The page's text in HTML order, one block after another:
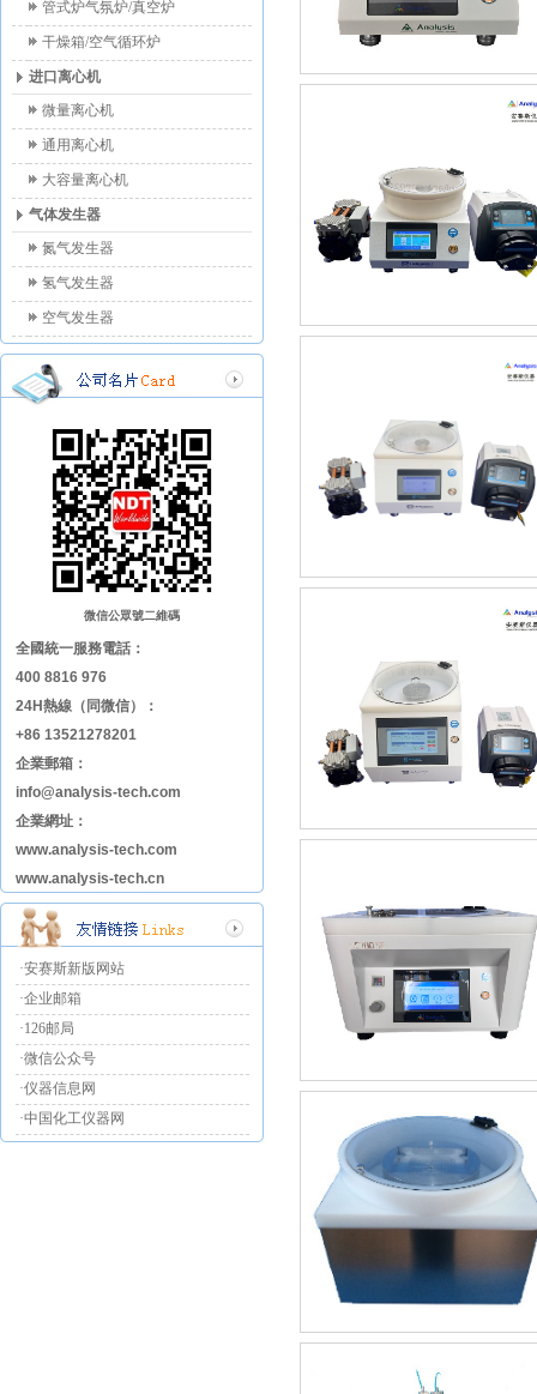
管式炉气氛炉/真空炉
干燥箱/空气循环炉
进口离心机
微量离心机
通用离心机
大容量离心机
气体发生器
氮气发生器
氢气发生器
空气发生器
微信公眾號二維碼
全國統一服務電話：
400 8816 976
24H熱線（同微信）：
+86 13521278201
企業郵箱：
info@analysis-tech.com
企業網址：
www.analysis-tech.com
www.analysis-tech.cn
·安赛斯新版网站
·企业邮箱
·126邮局
·微信公众号
·仪器信息网
·中国化工仪器网